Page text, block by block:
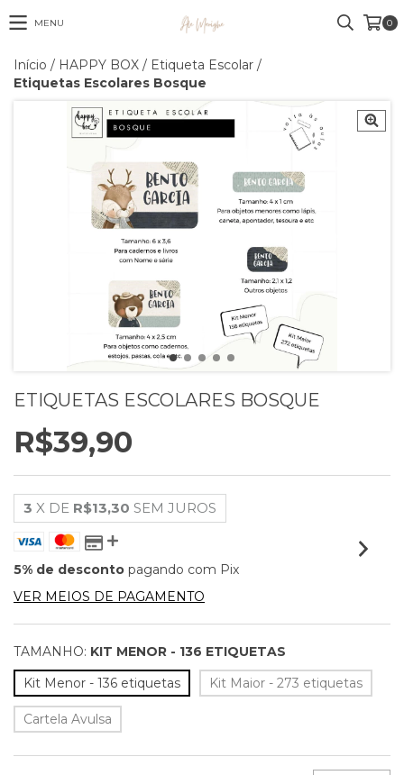
MENU 0
Início / HAPPY BOX / Etiqueta Escolar /
Etiquetas Escolares Bosque
ETIQUETAS ESCOLARES BOSQUE
R$39,90
3 X DE R$13,30 SEM JUROS
5% de desconto pagando com Pix
VER MEIOS DE PAGAMENTO
TAMANHO: KIT MENOR - 136 ETIQUETAS
Kit Menor - 136 etiquetas
Kit Maior - 273 etiquetas
Cartela Avulsa